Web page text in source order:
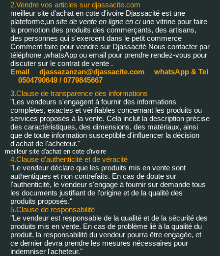
2.Vendre vos articles sur djassacite.com
meilleur site d'achat en cote d'ivoire Djassacité est une
plateforme,un site de vente en ligne en ciune vitrine pour faire
la promotion des produits des commerçants, des artisans,
des personnes qui s'exercent dans le petit commerce
Comment faire pour vendre sur Djassacité Nous contacter par
téléphone ,whatsApp ou email pour prendre rendez-vous pour
discuter sur le contrat de vente .
Email djassazanzan@djassacite.com whatsApp & Tel
0504790649 / 0779845667
3.Clause de transparence des informations
"Les vendeurs s'engagent à fournir des informations
complètes, exactes et vérifiables concernant les produits ou
services proposés à la vente. Cela inclut la description précise
des caractéristiques, des dimensions, des matériaux, ainsi
que de toute information susceptible d'influencer la décision
d'achat de l'acheteur."
meilleur site d'achat en cote d'ivoire
4.Clause d'authenticité et de véracité
"Le vendeur déclare que les produits mis en vente sont
authentiques et non contrefaits. En cas de doute sur
l'authenticité, le vendeur s'engage à fournir sur demande tous
les documents justifiant de l'origine et de la qualité des
produits proposés."
5.Clause de responsabilité
"Le vendeur est responsable de la qualité et de la sécurité des
produits mis en vente. En cas de problème lié à la qualité du
produit, la responsabilité du vendeur pourra être engagée, et
ce dernier devra prendre les mesures nécessaires pour
indemniser l'acheteur."